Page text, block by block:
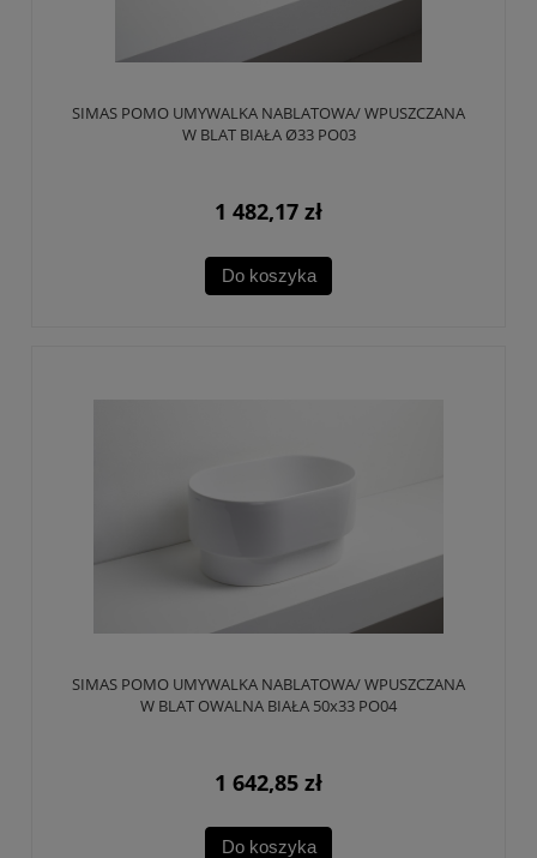
SIMAS POMO UMYWALKA NABLATOWA/ WPUSZCZANA
W BLAT BIAŁA Ø33 PO03
1 482,17 zł
Do koszyka
SIMAS POMO UMYWALKA NABLATOWA/ WPUSZCZANA
W BLAT OWALNA BIAŁA 50x33 PO04
1 642,85 zł
Do koszyka